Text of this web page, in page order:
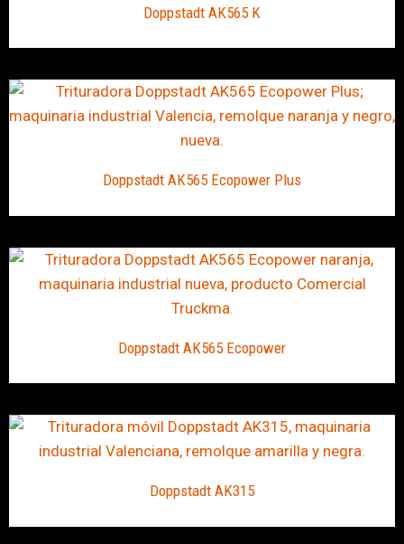
Doppstadt AK565 K
Doppstadt AK565 Ecopower Plus
Doppstadt AK565 Ecopower
Doppstadt AK315